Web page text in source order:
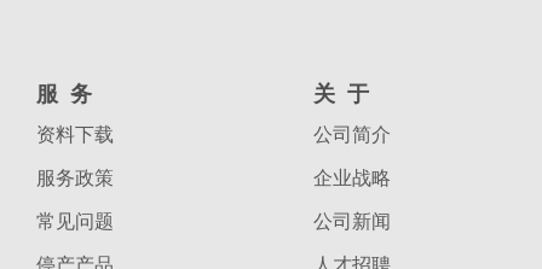
服务
资料下载
服务政策
常见问题
停产产品
关于
公司简介
企业战略
公司新闻
人才招聘